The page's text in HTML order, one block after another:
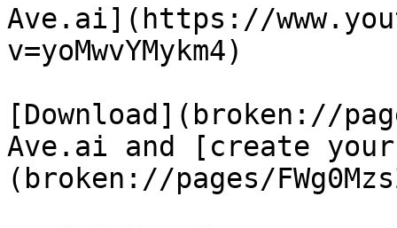
Ave.ai](https://
v=yoMwvYMykm4)
[Download](broken://
Ave.ai and [create
(broken://pages/